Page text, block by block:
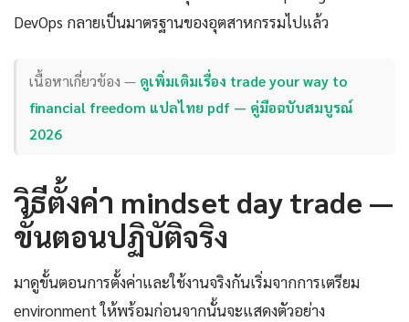
DevOps กลายเป็นมาตรฐานของอุตสาหกรรมไปแล้ว
เนื้อหาเกี่ยวข้อง — ดูเพิ่มเติมเรื่อง trade your way to
financial freedom แปลไทย pdf — คู่มือฉบับสมบูรณ์
2026
วิธีตั้งค่า mindset day trade —
ขั้นตอนปฏิบัติจริง
มาดูขั้นตอนการตั้งค่าและใช้งานจริงกันเริ่มจากการเตรียม
environment ให้พร้อมก่อนจากนั้นจะแสดงตัวอย่าง